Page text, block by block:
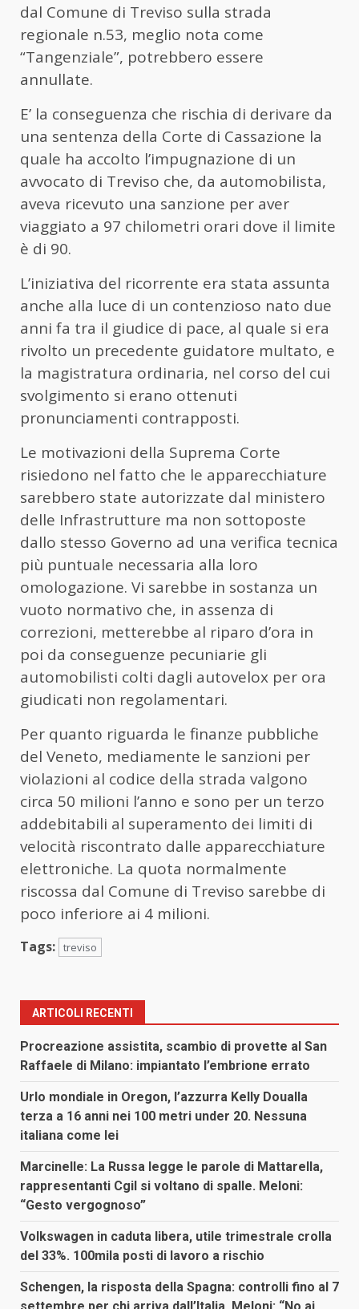
dal Comune di Treviso sulla strada
regionale n.53, meglio nota come
“Tangenziale”, potrebbero essere
annullate.
E’ la conseguenza che rischia di derivare da
una sentenza della Corte di Cassazione la
quale ha accolto l’impugnazione di un
avvocato di Treviso che, da automobilista,
aveva ricevuto una sanzione per aver
viaggiato a 97 chilometri orari dove il limite
è di 90.
L’iniziativa del ricorrente era stata assunta
anche alla luce di un contenzioso nato due
anni fa tra il giudice di pace, al quale si era
rivolto un precedente guidatore multato, e
la magistratura ordinaria, nel corso del cui
svolgimento si erano ottenuti
pronunciamenti contrapposti.
Le motivazioni della Suprema Corte
risiedono nel fatto che le apparecchiature
sarebbero state autorizzate dal ministero
delle Infrastrutture ma non sottoposte
dallo stesso Governo ad una verifica tecnica
più puntuale necessaria alla loro
omologazione. Vi sarebbe in sostanza un
vuoto normativo che, in assenza di
correzioni, metterebbe al riparo d’ora in
poi da conseguenze pecuniarie gli
automobilisti colti dagli autovelox per ora
giudicati non regolamentari.
Per quanto riguarda le finanze pubbliche
del Veneto, mediamente le sanzioni per
violazioni al codice della strada valgono
circa 50 milioni l’anno e sono per un terzo
addebitabili al superamento dei limiti di
velocità riscontrato dalle apparecchiature
elettroniche. La quota normalmente
riscossa dal Comune di Treviso sarebbe di
poco inferiore ai 4 milioni.
Tags: treviso
ARTICOLI RECENTI
Procreazione assistita, scambio di provette al San
Raffaele di Milano: impiantato l’embrione errato
Urlo mondiale in Oregon, l’azzurra Kelly Doualla
terza a 16 anni nei 100 metri under 20. Nessuna
italiana come lei
Marcinelle: La Russa legge le parole di Mattarella,
rappresentanti Cgil si voltano di spalle. Meloni:
“Gesto vergognoso”
Volkswagen in caduta libera, utile trimestrale crolla
del 33%. 100mila posti di lavoro a rischio
Schengen, la risposta della Spagna: controlli fino al 7